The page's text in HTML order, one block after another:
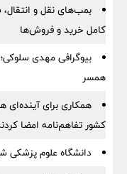
بمب‌های نقل و
کامل خرید و فروش‌ها
بیوگرافی مهدی
همسر
همکاری برای
کشور تفاهم‌نامه امضا
دانشگاه علوم